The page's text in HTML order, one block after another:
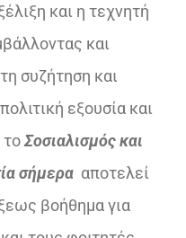
και η τεχνητή
και
συζήτηση και
εξουσία και
τοΣοσιαλισμός και
σήμερα αποτελεί
βοήθημα για